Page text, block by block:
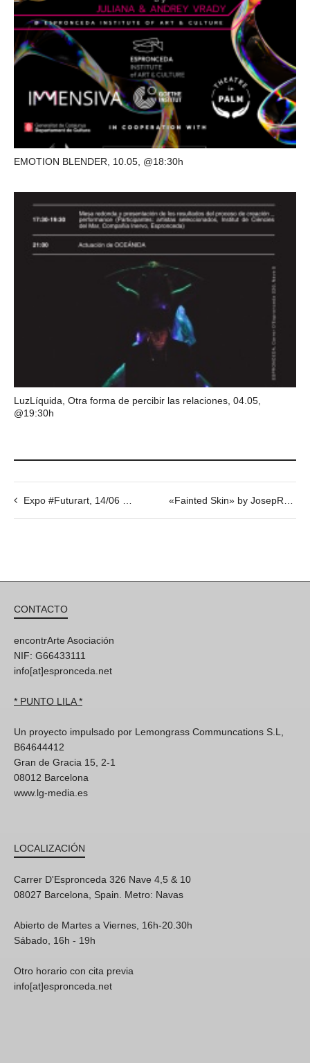
EMOTION BLENDER, 10.05, @18:30h
LuzLíquida, Otra forma de percibir las relaciones, 04.05,
@19:30h
Expo #Futurart, 14/06 @20h
CONTACTO
encontrArte Asociación
NIF: G66433111
info[at]espronceda.net
* PUNTO LILA *
Un proyecto impulsado por Lemongrass Communcations S.L,
B64644412
Gran de Gracia 15, 2-1
08012 Barcelona
www.lg-media.es
LOCALIZACIÓN
Carrer D'Espronceda 326 Nave 4,5 & 10
08027 Barcelona, Spain. Metro: Navas
Abierto de Martes a Viernes, 16h-20.30h
Sábado, 16h - 19h
Otro horario con cita previa
info[at]espronceda.net